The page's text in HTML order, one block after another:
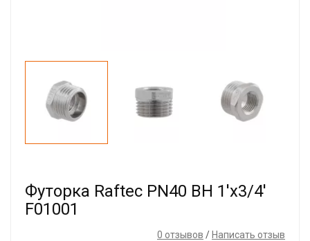
Футорка Raftec PN40 ВН 1'x3/4'
F01001
0 отзывов / Написать отзыв